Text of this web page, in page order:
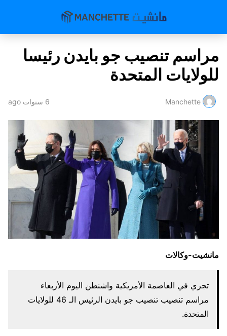
مراسم تنصيب جو بايدن رئيسا
للولايات المتحدة
Manchette 6 سنوات ago
مانشيت-وكالات
تجري في العاصمة الأمريكية واشنطن اليوم الأربعاء
مراسم تنصيب تنصيب جو بايدن الرئيس الـ 46 للولايات
المتحدة.